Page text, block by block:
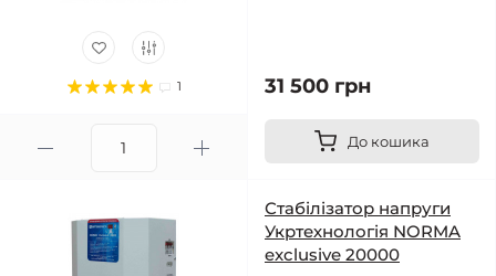
1 31 500 грн
До кошика
Стабілізатор напруги
Укртехнологія NORMA
exclusive 20000